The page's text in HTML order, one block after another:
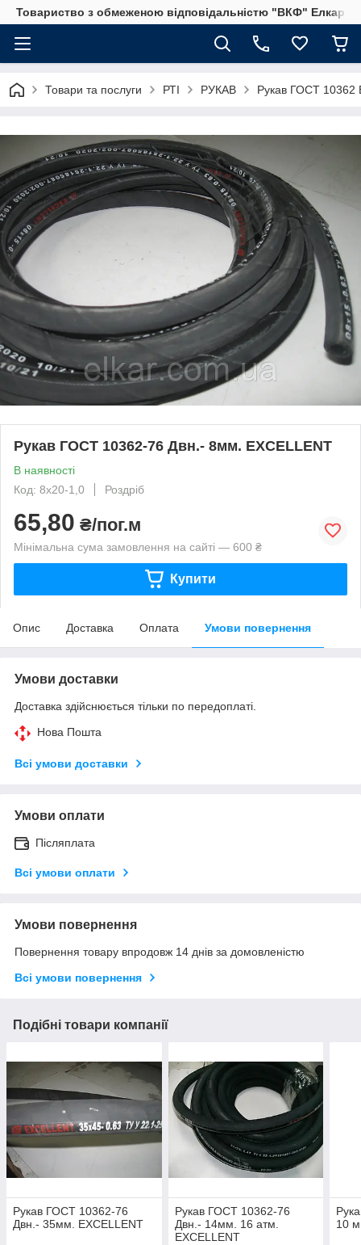
Товариство з обмеженою відповідальністю "ВКФ" Елкар"
Товари та послуги РТІ РУКАВ Рукав ГОСТ 10362
Рукав ГОСТ 10362-76 Двн.- 8мм. EXCELLENT
В наявності
Код: 8х20-1,0
Роздріб
65,80 ₴/пог.м
Мінімальна сума замовлення на сайті — 600 ₴
Купити
Опис Доставка Оплата Умови повернення
Умови доставки
Доставка здійснюється тільки по передоплаті.
Нова Пошта
Всі умови доставки
Умови оплати
Післяплата
Всі умови оплати
Умови повернення
Повернення товару впродовж 14 днів за домовленістю
Всі умови повернення
Подібні товари компанії
Рукав ГОСТ 10362-76
Двн.- 35мм. EXCELLENT
Рукав ГОСТ 10362-76
Двн.- 14мм. 16 атм.
EXCELLENT
10